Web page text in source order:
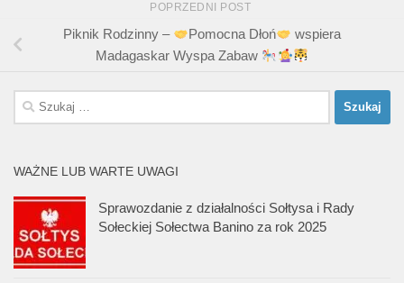
POPRZEDNI POST
Piknik Rodzinny – Pomocna Dłoń
wspiera
Madagaskar Wyspa Zabaw
Szukaj:
WAŻNE LUB WARTE UWAGI
Sprawozdanie z działalności Sołtysa i Rady
Sołeckiej Sołectwa Banino za rok 2025